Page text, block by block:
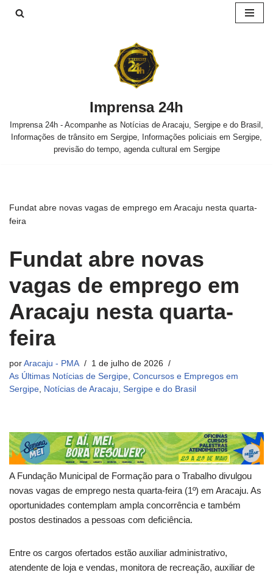
Imprensa 24h
Imprensa 24h - Acompanhe as Notícias de Aracaju, Sergipe e do Brasil,
Informações de trânsito em Sergipe, Informações policiais em Sergipe,
previsão do tempo, agenda cultural em Sergipe
Fundat abre novas vagas de emprego em Aracaju nesta quarta-
feira
Fundat abre novas
vagas de emprego em
Aracaju nesta quarta-
feira
por Aracaju - PMA
1 de julho de 2026
As Últimas Notícias de Sergipe, Concursos e Empregos em
Sergipe, Notícias de Aracaju, Sergipe e do Brasil
A Fundação Municipal de Formação para o Trabalho divulgou
novas vagas de emprego nesta quarta-feira (1º) em Aracaju. As
oportunidades contemplam ampla concorrência e também
postos destinados a pessoas com deficiência.
Entre os cargos ofertados estão auxiliar administrativo,
atendente de loja e vendas, monitora de recreação, auxiliar de